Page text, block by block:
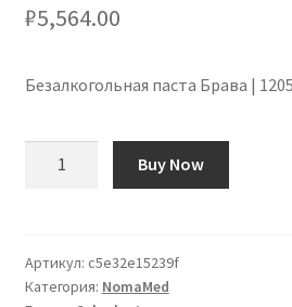
₽5,564.00
Безалкогольная паста Брава |
Paste
|
Buy Now
Артикул: c5e32e15239f
Категория: NomaMed